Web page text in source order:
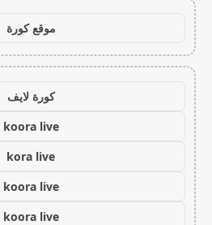
موقع كورة
كورة لايف
koora live
kora live
koora live
koora live